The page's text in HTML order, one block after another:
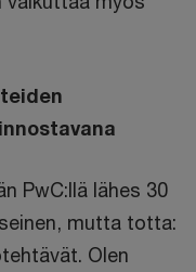
PwC:llä lähes 30
mutta totta:
Olen